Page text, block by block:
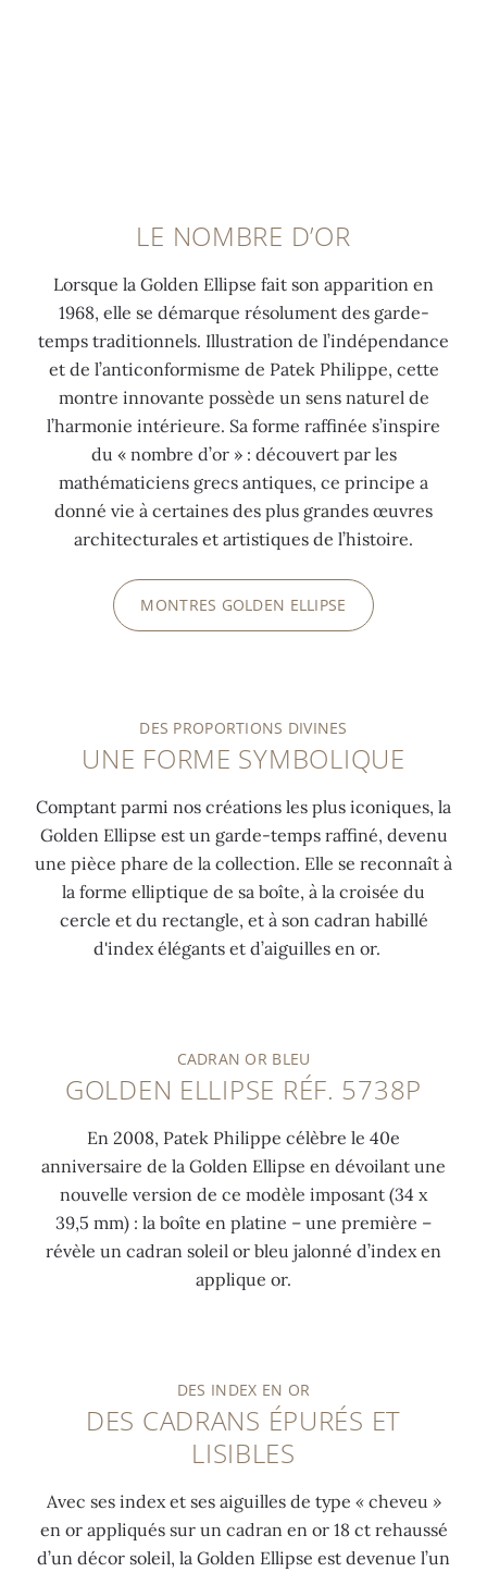
LE NOMBRE D’OR
Lorsque la Golden Ellipse fait son apparition en
1968, elle se démarque résolument des garde-
temps traditionnels. Illustration de l’indépendance
et de l’anticonformisme de Patek Philippe, cette
montre innovante possède un sens naturel de
l’harmonie intérieure. Sa forme raffinée s’inspire
du « nombre d’or » : découvert par les
mathématiciens grecs antiques, ce principe a
donné vie à certaines des plus grandes œuvres
architecturales et artistiques de l’histoire.
MONTRES GOLDEN ELLIPSE
DES PROPORTIONS DIVINES
UNE FORME SYMBOLIQUE
Comptant parmi nos créations les plus iconiques, la
Golden Ellipse est un garde-temps raffiné, devenu
une pièce phare de la collection. Elle se reconnaît à
la forme elliptique de sa boîte, à la croisée du
cercle et du rectangle, et à son cadran habillé
d'index élégants et d’aiguilles en or.
CADRAN OR BLEU
GOLDEN ELLIPSE RÉF. 5738P
En 2008, Patek Philippe célèbre le 40e
anniversaire de la Golden Ellipse en dévoilant une
nouvelle version de ce modèle imposant (34 x
39,5 mm) : la boîte en platine – une première –
révèle un cadran soleil or bleu jalonné d’index en
applique or.
DES INDEX EN OR
DES CADRANS ÉPURÉS ET
LISIBLES
Avec ses index et ses aiguilles de type « cheveu »
en or appliqués sur un cadran en or 18 ct rehaussé
d’un décor soleil, la Golden Ellipse est devenue l’un